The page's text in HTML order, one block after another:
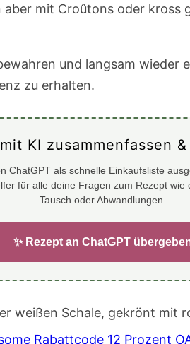
mit Croûtons oder
und langsam
zu erhalten.
KI zusammenfassen
ChatGPT als schnelle Einkaufsliste
für alle deine Fragen zum Rezept
Tausch oder Abwandlungen.
✨ Rezept an ChatGPT